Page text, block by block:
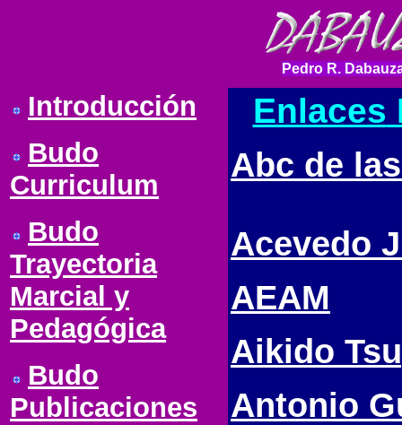
Pedro R.
Introducción
Budo
Curriculum
Budo
Trayectoria
Marcial y
Pedagógica
Budo
Publicaciones
Enlaces
Abc de
Acevedo
AEAM
Aikido
Antonio